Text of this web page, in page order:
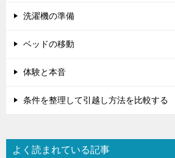
洗濯機の準備
ベッドの移動
体験と本音
条件を整理して引越し方法を比較する
よく読まれている記事